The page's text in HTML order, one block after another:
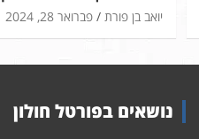
פברואר 28, 2024 יואב בן פורת
נושאים בפורטל חולון